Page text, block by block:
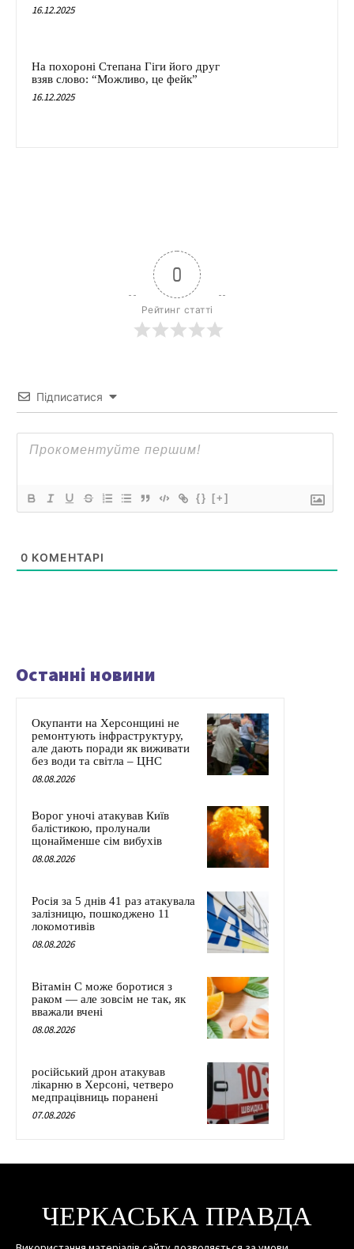
16.12.2025
На похороні Степана Гіги його друг
взяв слово: “Можливо, це фейк”
16.12.2025
0
Рейтинг статті
Підписатися
{} [+]
0 КОМЕНТАРІ
Останні новини
Окупанти на Херсонщині не
ремонтують інфраструктуру,
але дають поради як виживати
без води та світла – ЦНС
08.08.2026
Ворог уночі атакував Київ
балістикою, пролунали
щонайменше сім вибухів
08.08.2026
Росія за 5 днів 41 раз атакувала
залізницю, пошкоджено 11
локомотивів
08.08.2026
Вітамін C може боротися з
раком — але зовсім не так, як
вважали вчені
08.08.2026
російський дрон атакував
лікарню в Херсоні, четверо
медпрацівниць поранені
07.08.2026
ЧЕРКАСЬКА ПРАВДА